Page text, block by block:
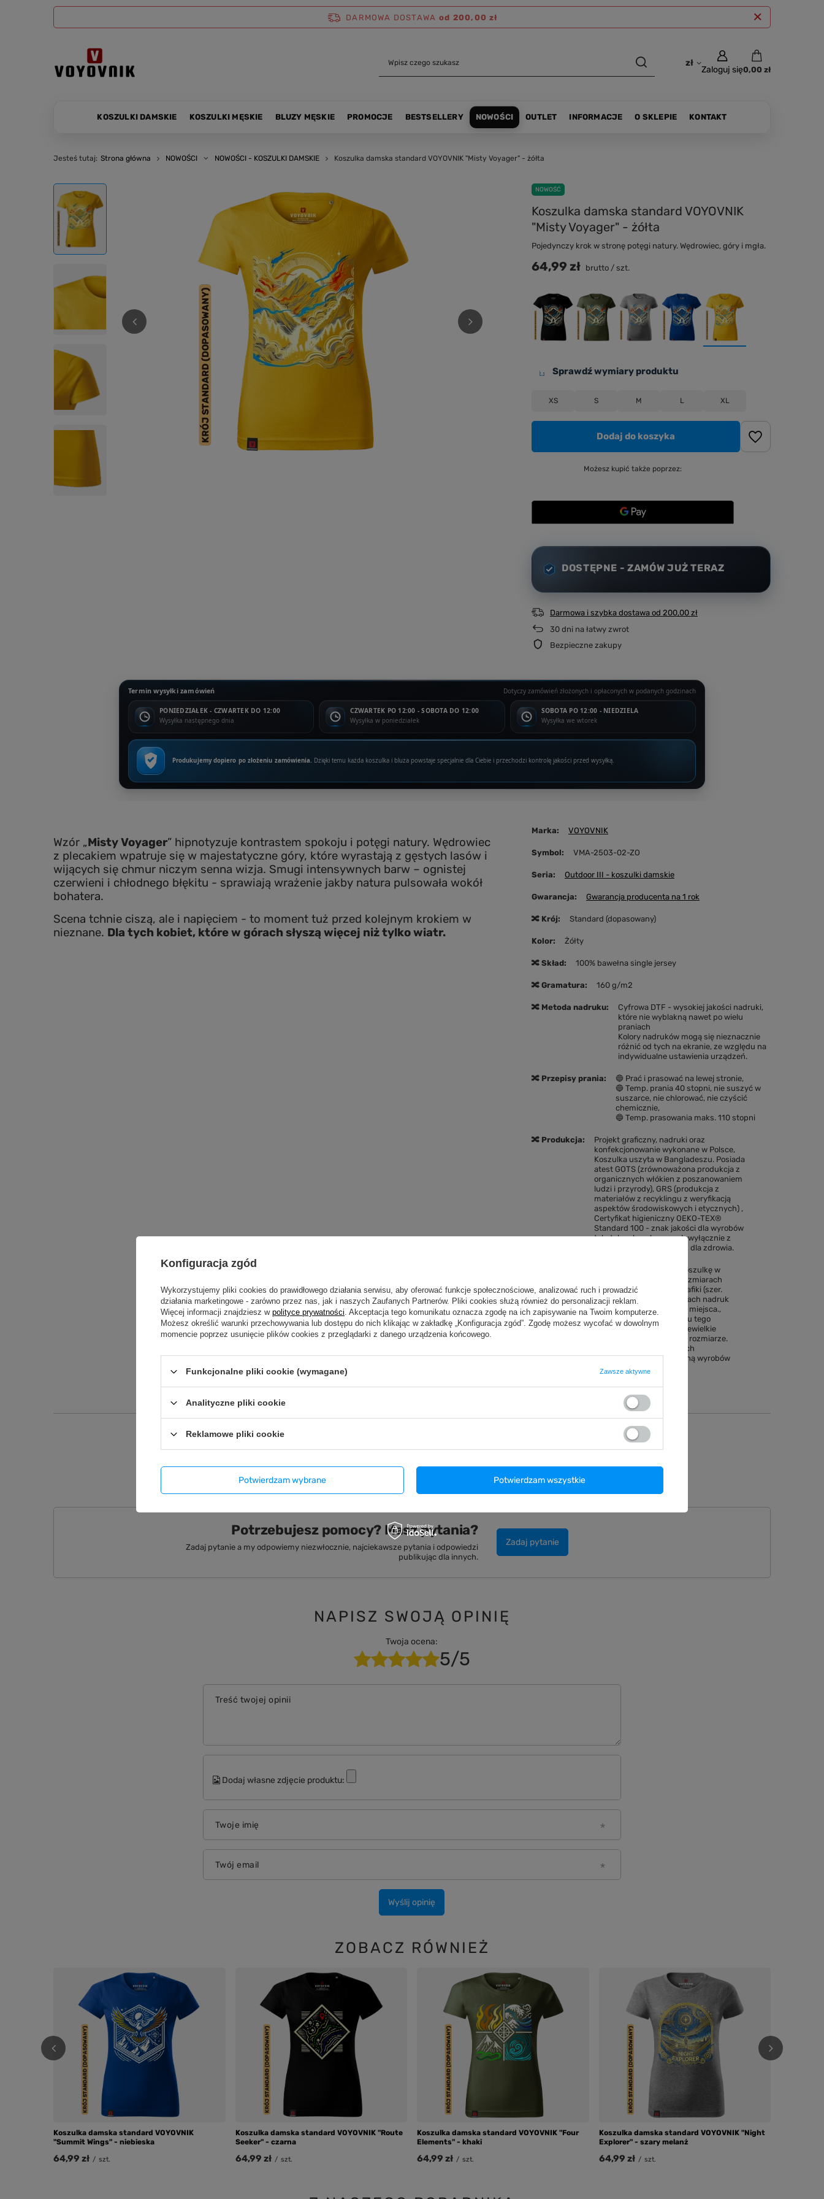
DARMOWA DOSTAWA od 200,00 zł
zł
Zaloguj się0,00 zł
KOSZULKI DAMSKIE KOSZULKI MĘSKIE BLUZY MĘSKIE PROMOCJE BESTSELLERY NOWOŚCI OUTLET INFORMACJE O SKLEPIE KONTAKT
Jesteś tutaj: Strona główna NOWOŚCI NOWOŚCI - KOSZULKI DAMSKIE Koszulka damska standard VOYOVNIK "Misty Voyager" - żółta
NOWOŚĆ
Koszulka damska standard VOYOVNIK
"Misty Voyager" - żółta
Pojedynczy krok w stronę potęgi natury. Wędrowiec, góry i mgła.
XS S M L XL
Sprawdź wymiary produktu
64,99 zł brutto /szt.
Dodaj do koszyka
Możesz kupić także poprzez:
DOSTĘPNE - ZAMÓW JUŻ TERAZ
Darmowa i szybka dostawa od 200,00 zł
30 dni na łatwy zwrot
Bezpieczne zakupy
Termin wysyłki zamówień Dotyczy zamówień złożonych i opłaconych w podanych godzinach
PONIEDZIAŁEK - CZWARTEK DO 12:00
Wysyłka następnego dnia
CZWARTEK PO 12:00 - SOBOTA DO 12:00
Wysyłka w poniedziałek
SOBOTA PO 12:00 - NIEDZIELA
Wysyłka we wtorek
Produkujemy dopiero po złożeniu zamówienia. Dzięki temu każda koszulka i bluza powstaje specjalnie dla Ciebie i przechodzi kontrolę jakości przed wysyłką.
Wzór „Misty Voyager” hipnotyzuje kontrastem spokoju i potęgi natury. Wędrowiec
z plecakiem wpatruje się w majestatyczne góry, które wyrastają z gęstych lasów i
wijących się chmur niczym senna wizja. Smugi intensywnych barw – ognistej
czerwieni i chłodnego błękitu - sprawiają wrażenie jakby natura pulsowała wokół
bohatera.
Scena tchnie ciszą, ale i napięciem - to moment tuż przed kolejnym krokiem w
nieznane. Dla tych kobiet, które w górach słyszą więcej niż tylko wiatr.
Marka VOYOVNIK
Symbol VMA-2503-02-ZO
Seria Outdoor III - koszulki damskie
Gwarancja Gwarancja producenta na 1 rok
🔀 Krój Standard (dopasowany)
Kolor Żółty
🔀 Skład 100% bawełna single jersey
🔀 Gramatura 160 g/m2
🔀 Metoda nadruku
Cyfrowa DTF - wysokiej jakości nadruki,
które nie wyblakną nawet po wielu
praniach
Kolory nadruków mogą się nieznacznie
różnić od tych na ekranie, ze względu na
indywidualne ustawienia urządzeń.
🔀 Przepisy prania
🔵 Prać i prasować na lewej stronie
🔵 Temp. prania 40 stopni, nie suszyć w
suszarce, nie chlorować, nie czyścić
chemicznie
🔵 Temp. prasowania maks. 110 stopni
🔀 Produkcja
Projekt graficzny, nadruki oraz
konfekcjonowanie wykonane w Polsce
Koszulka uszyta w Bangladeszu. Posiada
atest GOTS (zrównoważona produkcja z
organicznych włókien z poszanowaniem
ludzi i przyrody), GRS (produkcja z
materiałów z recyklingu z weryfikacją
aspektów środowiskowych i etycznych)
Certyfikat higieniczny OEKO-TEX®
Standard 100 - znak jakości dla wyrobów
tekstylnych wykonanych wyłącznie z
materiałów bezpiecznych dla zdrowia.
⚠ Wizualizacja przedstawia koszulkę w
rozmiarze S. We wszystkich rozmiarach
stosujemy ten sam wymiar grafiki (szer.
24 cm). Na większych rozmiarach nadruk
zajmuje proporcjonalnie mniej miejsca.
⚠ Przy ponownym zamówieniu tego
samego modelu możliwe są niewielkie
różnice w materiale, odcieniu i rozmiarze.
Wynika to z produkcji w różnych
fabrykach i jest naturalną cechą wyrobów
z bawełny.
sklepem za pośrednictwemReklamacja. Wyślij zamówiony produkt paczkomatem InPost lub zamów
kuriera, który odbierze go z Twojego domu.
Potrzebujesz pomocy? Masz pytania?
Zadaj pytanie a my odpowiemy niezwłocznie, najciekawsze pytania i odpowiedzi
publikując dla innych.
Zadaj pytanie
NAPISZ SWOJĄ OPINIĘ
Twoja ocena:
5/5
Treść twojej opinii
Dodaj własne zdjęcie produktu:
Twoje imię
Twój email
Wyślij opinię
ZOBACZ RÓWNIEŻ
Koszulka damska standard VOYOVNIK
"Summit Wings" - niebieska
64,99 zł / szt.
Koszulka damska standard VOYOVNIK "Route
Seeker" - czarna
64,99 zł / szt.
Koszulka damska standard VOYOVNIK "Four
Elements" - khaki
64,99 zł / szt.
Koszulka damska standard VOYOVNIK "Night
Explorer" - szary melanż
64,99 zł / szt.
Konfiguracja zgód
Wykorzystujemy pliki cookies do prawidłowego działania serwisu, aby oferować funkcje społecznościowe, analizować ruch i prowadzić
działania marketingowe - zarówno przez nas, jak i naszych Zaufanych Partnerów. Pliki cookies służą również do personalizacji reklam.
Więcej informacji znajdziesz w polityce prywatności. Akceptacja tego komunikatu oznacza zgodę na ich zapisywanie na Twoim komputerze.
Możesz określić warunki przechowywania lub dostępu do nich klikając w zakładkę „Konfiguracja zgód”. Zgodę możesz wycofać w dowolnym
momencie poprzez usunięcie plików cookies z przeglądarki z danego urządzenia końcowego.
Funkcjonalne pliki cookie (wymagane) Zawsze aktywne
Analityczne pliki cookie
Reklamowe pliki cookie
Potwierdzam wybrane Potwierdzam wszystkie